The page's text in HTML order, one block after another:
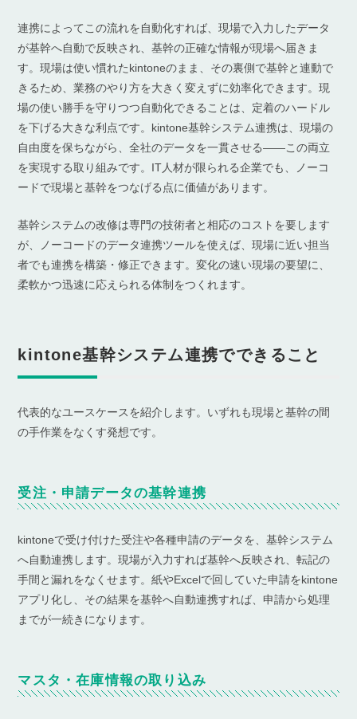
連携によってこの流れを自動化すれば、現場で入力したデータ
が基幹へ自動で反映され、基幹の正確な情報が現場へ届きま
す。現場は使い慣れたkintoneのまま、その裏側で基幹と連動で
きるため、業務のやり方を大きく変えずに効率化できます。現
場の使い勝手を守りつつ自動化できることは、定着のハードル
を下げる大きな利点です。kintone基幹システム連携は、現場の
自由度を保ちながら、全社のデータを一貫させる——この両立
を実現する取り組みです。IT人材が限られる企業でも、ノーコ
ードで現場と基幹をつなげる点に価値があります。
基幹システムの改修は専門の技術者と相応のコストを要します
が、ノーコードのデータ連携ツールを使えば、現場に近い担当
者でも連携を構築・修正できます。変化の速い現場の要望に、
柔軟かつ迅速に応えられる体制をつくれます。
kintone基幹システム連携でできること
代表的なユースケースを紹介します。いずれも現場と基幹の間
の手作業をなくす発想です。
受注・申請データの基幹連携
kintoneで受け付けた受注や各種申請のデータを、基幹システム
へ自動連携します。現場が入力すれば基幹へ反映され、転記の
手間と漏れをなくせます。紙やExcelで回していた申請をkintone
アプリ化し、その結果を基幹へ自動連携すれば、申請から処理
までが一続きになります。
マスタ・在庫情報の取り込み